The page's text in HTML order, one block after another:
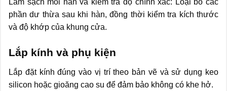
Làm sạch mối hàn và kiểm tra độ chính xác: Loại bỏ các
phần dư thừa sau khi hàn, đồng thời kiểm tra kích thước
và độ khớp của khung cửa.
Lắp kính và phụ kiện
Lắp đặt kính đúng vào vị trí theo bản vẽ và sử dụng keo
silicon hoặc gioăng cao su để đảm bảo không có khe hở.